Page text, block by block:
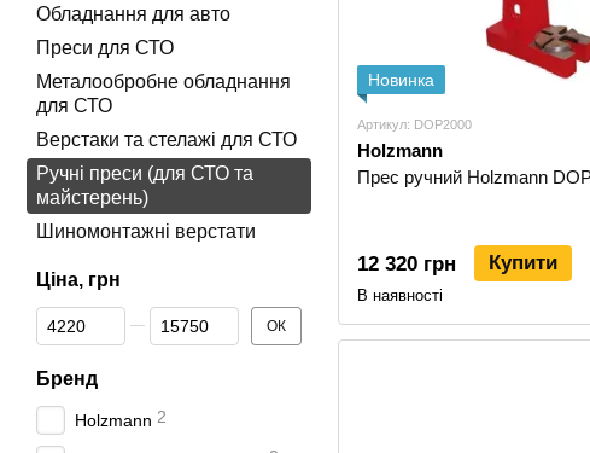
Новинка
Артикул: DOP2000
Holzmann
Прес ручний Holzmann
12 320 грн Купити
В наявності
Обладнання для авто
Преси для СТО
Металообробне обладнання
для СТО
Верстаки та стелажі для СТО
Ручні преси (для СТО та
майстерень)
Шиномонтажні верстати
Ціна, грн
Від Ціна, грн
До Ціна, грн ОК
Бренд
Holzmann 2